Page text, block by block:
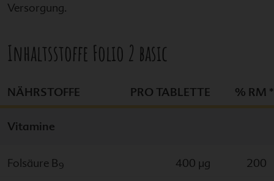
Versorgung.
Inhaltsstoffe Folio 2 basic
NÄHRSTOFFE PRO TABLETTE % RM *
Vitamine
Folsäure B9 400 µg 200